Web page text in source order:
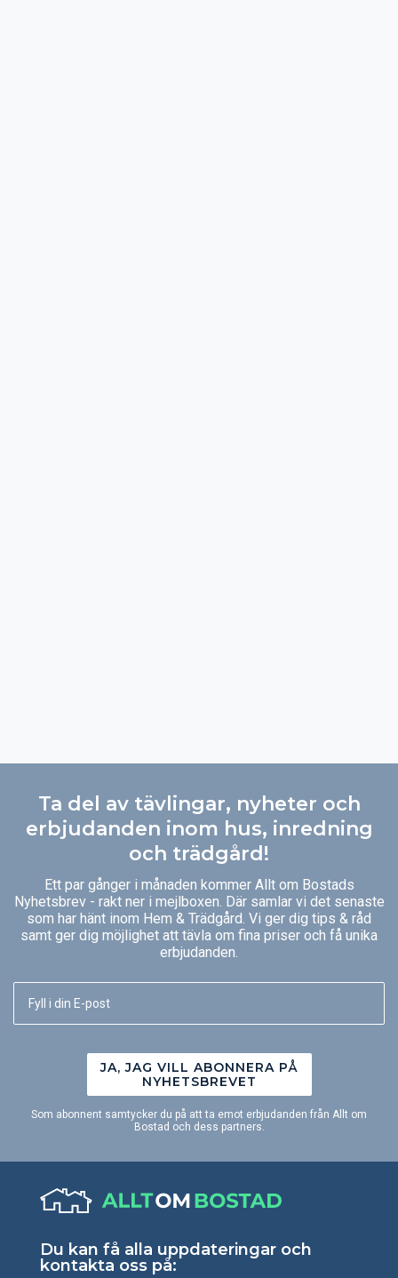
Ta del av tävlingar, nyheter och
erbjudanden inom hus, inredning
och trädgård!
Ett par gånger i månaden kommer Allt om Bostads
Nyhetsbrev - rakt ner i mejlboxen. Där samlar vi det senaste
som har hänt inom Hem & Trädgård. Vi ger dig tips & råd
samt ger dig möjlighet att tävla om fina priser och få unika
erbjudanden.
JA, JAG VILL ABONNERA PÅ
NYHETSBREVET
Som abonnent samtycker du på att ta emot erbjudanden från Allt om
Bostad och dess partners.
Du kan få alla uppdateringar och
kontakta oss på: